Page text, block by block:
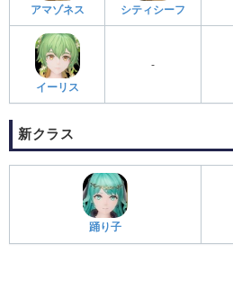
アマゾネス シティシーフ
イーリス
-
新クラス
踊り子